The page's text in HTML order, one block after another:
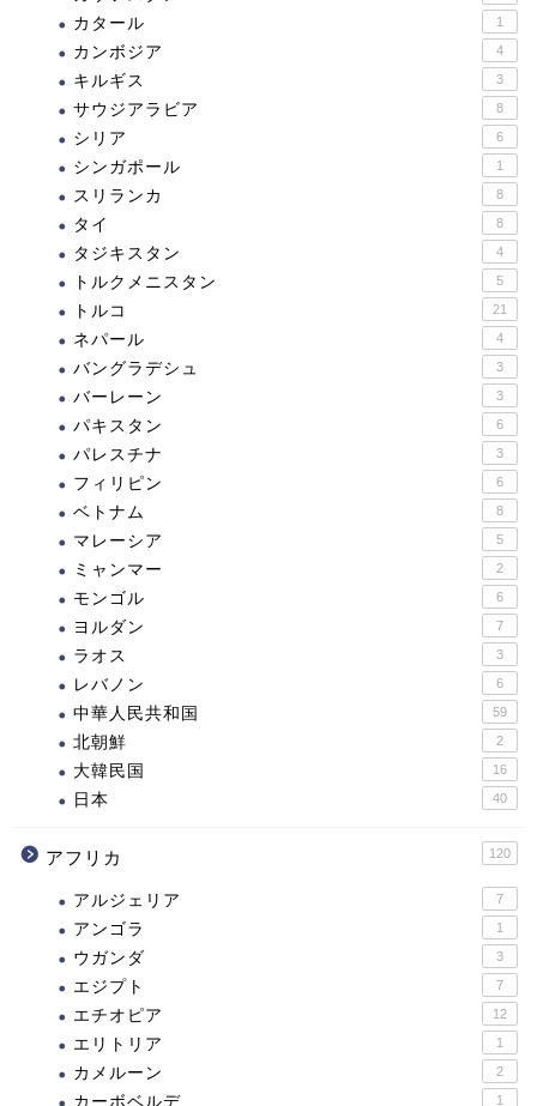
カタール 1
カンボジア 4
キルギス 3
サウジアラビア 8
シリア 6
シンガポール 1
スリランカ 8
タイ 8
タジキスタン 4
トルクメニスタン 5
トルコ 21
ネパール 4
バングラデシュ 3
バーレーン 3
パキスタン 6
パレスチナ 3
フィリピン 6
ベトナム 8
マレーシア 5
ミャンマー 2
モンゴル 6
ヨルダン 7
ラオス 3
レバノン 6
中華人民共和国 59
北朝鮮 2
大韓民国 16
日本 40
アフリカ 120
アルジェリア 7
アンゴラ 1
ウガンダ 3
エジプト 7
エチオピア 12
エリトリア 1
カメルーン 2
カーボベルデ 1